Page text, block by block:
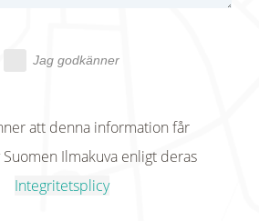
Jag godkänner
att denna information får
Suomen Ilmakuva enligt deras
Integritetsplicy